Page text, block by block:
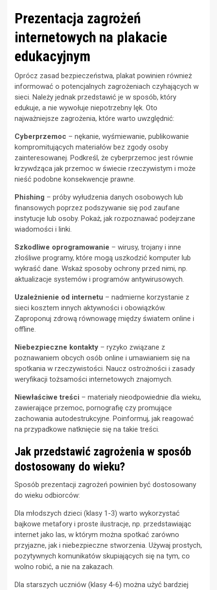
Prezentacja zagrożeń
internetowych na plakacie
edukacyjnym
Oprócz zasad bezpieczeństwa, plakat powinien również
informować o potencjalnych zagrożeniach czyhających w
sieci. Należy jednak przedstawić je w sposób, który
edukuje, a nie wywołuje niepotrzebny lęk. Oto
najważniejsze zagrożenia, które warto uwzględnić:
Cyberprzemoc – nękanie, wyśmiewanie, publikowanie
kompromitujących materiałów bez zgody osoby
zainteresowanej. Podkreśl, że cyberprzemoc jest równie
krzywdząca jak przemoc w świecie rzeczywistym i może
nieść podobne konsekwencje prawne.
Phishing – próby wyłudzenia danych osobowych lub
finansowych poprzez podszywanie się pod zaufane
instytucje lub osoby. Pokaż, jak rozpoznawać podejrzane
wiadomości i linki.
Szkodliwe oprogramowanie – wirusy, trojany i inne
złośliwe programy, które mogą uszkodzić komputer lub
wykraść dane. Wskaż sposoby ochrony przed nimi, np.
aktualizacje systemów i programów antywirusowych.
Uzależnienie od internetu – nadmierne korzystanie z
sieci kosztem innych aktywności i obowiązków.
Zaproponuj zdrową równowagę między światem online i
offline.
Niebezpieczne kontakty – ryzyko związane z
poznawaniem obcych osób online i umawianiem się na
spotkania w rzeczywistości. Naucz ostrożności i zasady
weryfikacji tożsamości internetowych znajomych.
Niewłaściwe treści – materiały nieodpowiednie dla wieku,
zawierające przemoc, pornografię czy promujące
zachowania autodestrukcyjne. Poinformuj, jak reagować
na przypadkowe natknięcie się na takie treści.
Jak przedstawić zagrożenia w sposób
dostosowany do wieku?
Sposób prezentacji zagrożeń powinien być dostosowany
do wieku odbiorców:
Dla młodszych dzieci (klasy 1-3) warto wykorzystać
bajkowe metafory i proste ilustracje, np. przedstawiając
internet jako las, w którym można spotkać zarówno
przyjazne, jak i niebezpieczne stworzenia. Używaj prostych,
pozytywnych komunikatów skupiających się na tym, co
wolno robić, a nie na zakazach.
Dla starszych uczniów (klasy 4-6) można użyć bardziej